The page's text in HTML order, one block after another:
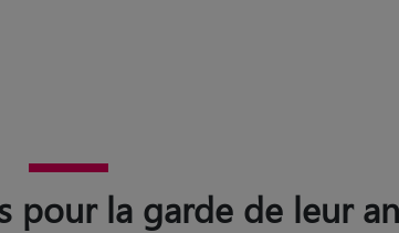
pour la garde de leur